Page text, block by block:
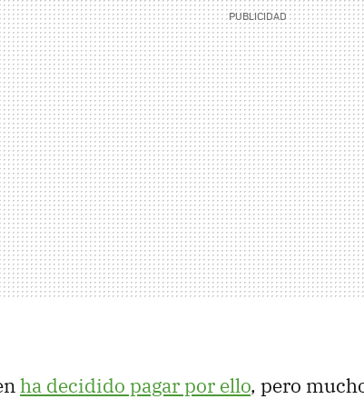
ha decidido pagar por ello, pero